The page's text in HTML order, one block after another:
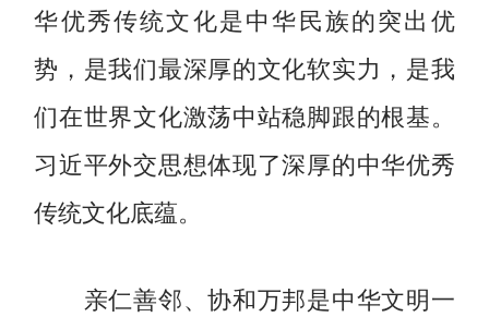
华优秀传统文化是中华民族的突出优
势，是我们最深厚的文化软实力，是我
们在世界文化激荡中站稳脚跟的根基。
习近平外交思想体现了深厚的中华优秀
传统文化底蕴。
亲仁善邻、协和万邦是中华文明一